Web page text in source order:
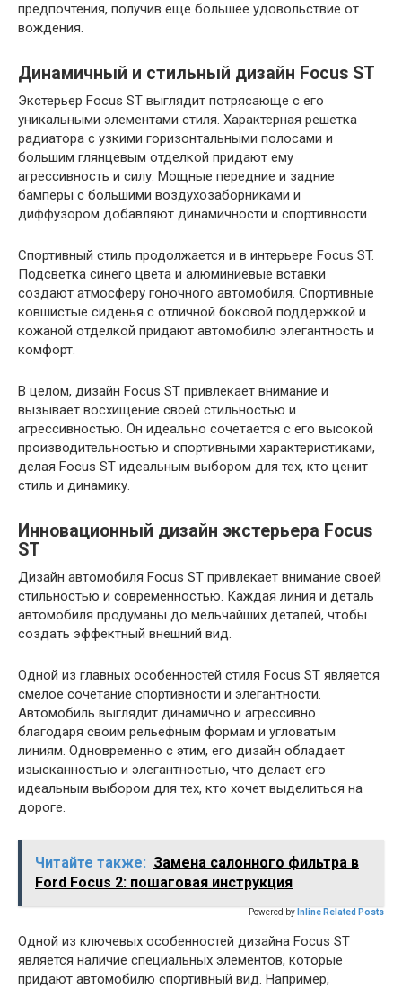
предпочтения, получив еще большее удовольствие от
вождения.
Динамичный и стильный дизайн Focus ST
Экстерьер Focus ST выглядит потрясающе с его
уникальными элементами стиля. Характерная решетка
радиатора с узкими горизонтальными полосами и
большим глянцевым отделкой придают ему
агрессивность и силу. Мощные передние и задние
бамперы с большими воздухозаборниками и
диффузором добавляют динамичности и спортивности.
Спортивный стиль продолжается и в интерьере Focus ST.
Подсветка синего цвета и алюминиевые вставки
создают атмосферу гоночного автомобиля. Спортивные
ковшистые сиденья с отличной боковой поддержкой и
кожаной отделкой придают автомобилю элегантность и
комфорт.
В целом, дизайн Focus ST привлекает внимание и
вызывает восхищение своей стильностью и
агрессивностью. Он идеально сочетается с его высокой
производительностью и спортивными характеристиками,
делая Focus ST идеальным выбором для тех, кто ценит
стиль и динамику.
Инновационный дизайн экстерьера Focus
ST
Дизайн автомобиля Focus ST привлекает внимание своей
стильностью и современностью. Каждая линия и деталь
автомобиля продуманы до мельчайших деталей, чтобы
создать эффектный внешний вид.
Одной из главных особенностей стиля Focus ST является
смелое сочетание спортивности и элегантности.
Автомобиль выглядит динамично и агрессивно
благодаря своим рельефным формам и угловатым
линиям. Одновременно с этим, его дизайн обладает
изысканностью и элегантностью, что делает его
идеальным выбором для тех, кто хочет выделиться на
дороге.
Читайте также: Замена салонного фильтра в
Ford Focus 2: пошаговая инструкция
Powered by Inline Related Posts
Одной из ключевых особенностей дизайна Focus ST
является наличие специальных элементов, которые
придают автомобилю спортивный вид. Например,